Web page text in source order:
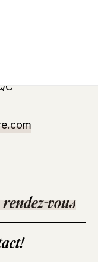
120),
rendez-vous